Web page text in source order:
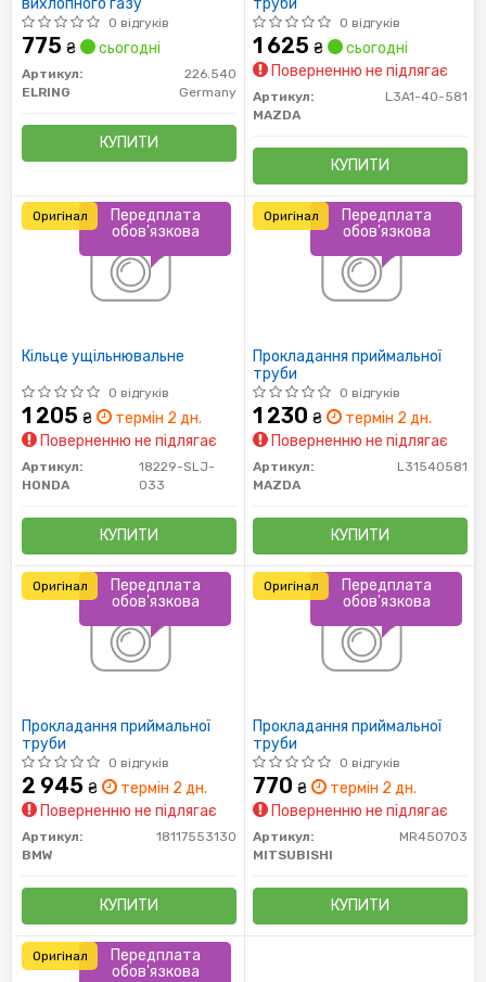
вихлопного газу
0 відгуків
775 ₴ сьогодні
Артикул:
226.540
ELRING
Germany
КУПИТИ
труби
0 відгуків
1 625 ₴
сьогодні
Поверненню не підлягає
Артикул:
L3A1-40-581
MAZDA
КУПИТИ
Кільце ущільнювальне
0 відгуків
1 205 ₴
термін 2 дн.
Поверненню не підлягає
Артикул:
18229-SLJ-
033
HONDA
КУПИТИ
Передплата
обов'язкова
Оригінал
Прокладання приймальної
труби
0 відгуків
1 230 ₴
термін 2 дн.
Поверненню не підлягає
Артикул:
L31540581
MAZDA
КУПИТИ
Передплата
обов'язкова
Оригінал
Прокладання приймальної
труби
0 відгуків
2 945 ₴
термін 2 дн.
Поверненню не підлягає
Артикул:
18117553130
BMW
КУПИТИ
Передплата
обов'язкова
Оригінал
Прокладання приймальної
труби
0 відгуків
770 ₴
термін 2 дн.
Поверненню не підлягає
Артикул:
MR450703
MITSUBISHI
КУПИТИ
Передплата
обов'язкова
Оригінал
Передплата
обов'язкова
Оригінал